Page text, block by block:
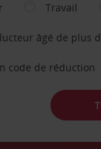
Travail
âgé de plus
code de réduction